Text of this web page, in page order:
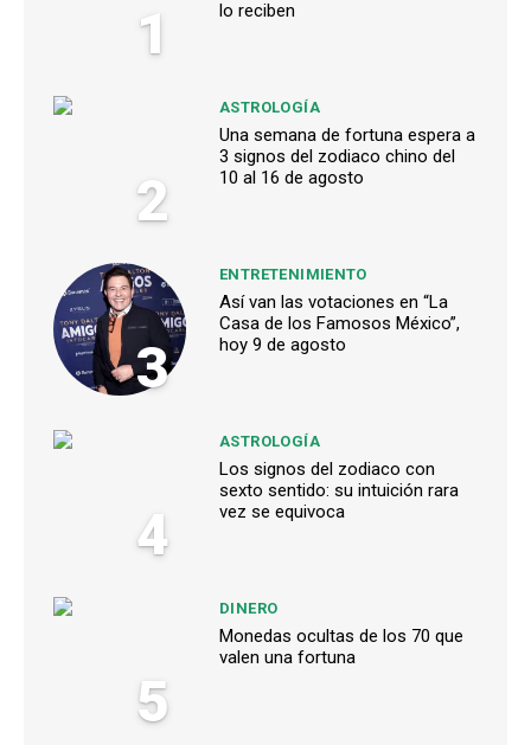
1
lo reciben
2
ASTROLOGÍA
Una semana de fortuna espera a
3 signos del zodiaco chino del
10 al 16 de agosto
3
ENTRETENIMIENTO
Así van las votaciones en “La
Casa de los Famosos México”,
hoy 9 de agosto
4
ASTROLOGÍA
Los signos del zodiaco con
sexto sentido: su intuición rara
vez se equivoca
5
DINERO
Monedas ocultas de los 70 que
valen una fortuna